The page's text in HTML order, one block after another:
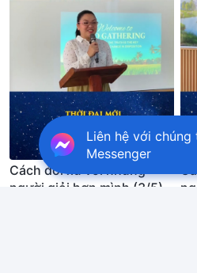
Cách đối xử với những
người giỏi hơn mình (3/5)
Liên hệ với chúng
Messenger